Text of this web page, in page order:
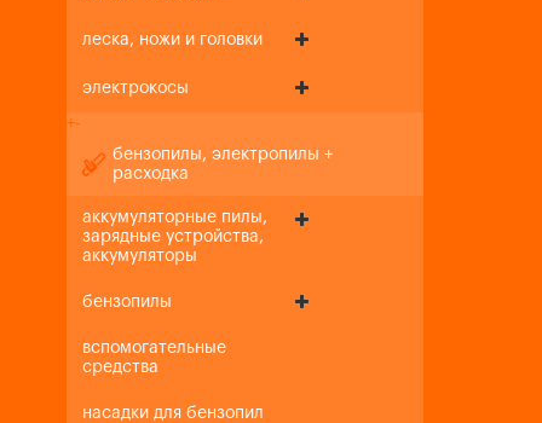
леска, ножи и головки
электрокосы
+-
бензопилы, электропилы +
расходка
аккумуляторные пилы,
зарядные устройства,
аккумуляторы
бензопилы
вспомогательные
средства
насадки для бензопил